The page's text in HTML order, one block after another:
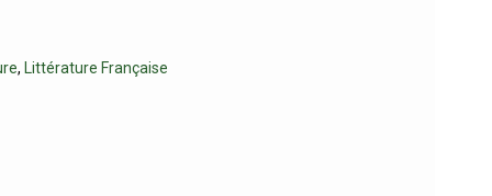
, Littérature Française